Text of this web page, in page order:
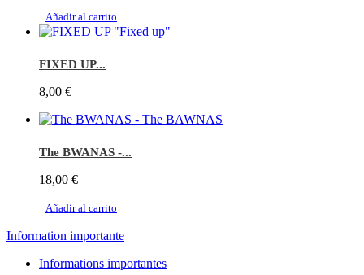
Añadir al carrito
FIXED UP...
8,00 €
The BWANAS -...
18,00 €
Añadir al carrito
Information importante
Informations importantes